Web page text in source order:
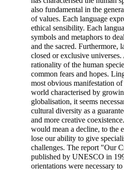
also fundamental in the
of values. Each language
ethical sensibility. Each
symbols and metaphors to
and the sacred. Furthermore,
closed or exclusive
rationality of the human
common fears and hopes.
most obvious manifestation
world characterised by
globalisation, it seems
cultural diversity as a
and more creative
would mean a decline, to the
lose our ability to give
challenges. The report "Our
published by UNESCO in
orientations were necessary